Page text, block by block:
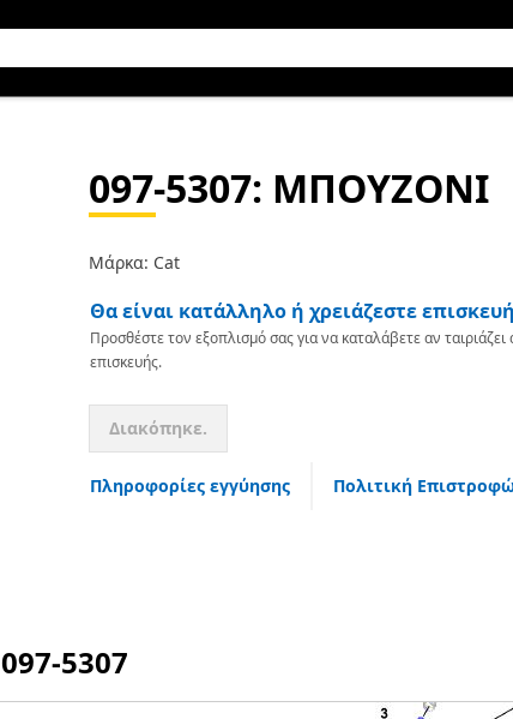
097-5307: ΜΠΟΥΖΟΝΙ
Μάρκα: Cat
Θα είναι κατάλληλο ή χρειάζεστε
Προσθέστε τον εξοπλισμό σας για να καταλάβετε αν
επισκευής.
Διακόπηκε.
Πληροφορίες εγγύησης Πολιτική
097-5307